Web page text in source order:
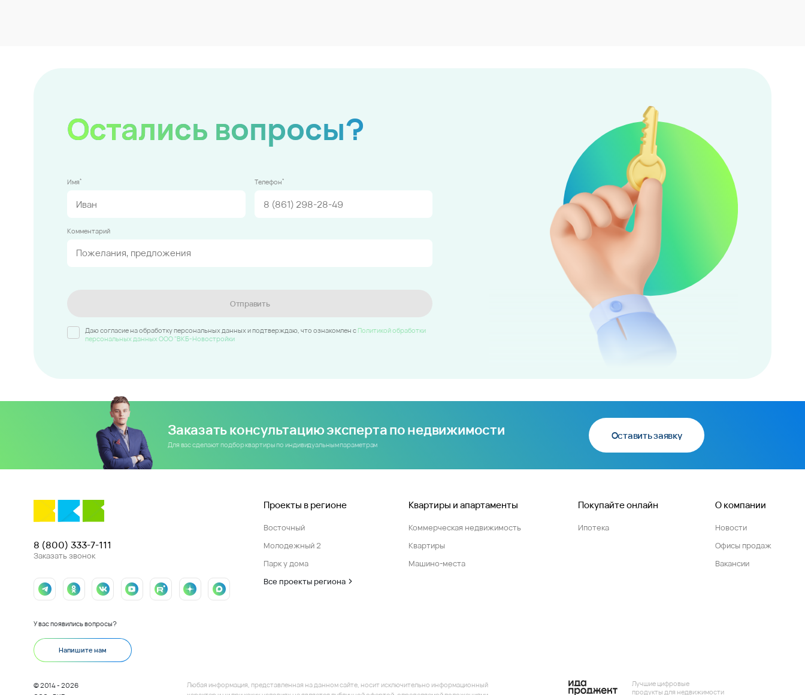
Остались вопросы?
Имя* Телефон*
Комментарий
Отправить
Даю согласие на обработку персональных данных и подтверждаю, что ознакомлен c Политикой обработки
персональных данных ООО "ВКБ-Новостройки
Заказать консультацию эксперта по недвижимости
Для вас сделают подбор квартиры по индивидуальным параметрам
Оставить заявку
8 (800) 333-7-111
Заказать звонок
У вас появились вопросы?
Напишите нам
Проекты в регионе
Восточный
Молодежный 2
Парк у дома
Все проекты региона
Квартиры и апартаменты
Коммерческая недвижимость
Квартиры
Машино-места
Покупайте онлайн
Ипотека
О компании
Новости
Офисы продаж
Вакансии
© 2014 - 2026
Любая информация, представленная на данном сайте, носит исключительно информационный
Лучшие цифровые
продукты для недвижимости